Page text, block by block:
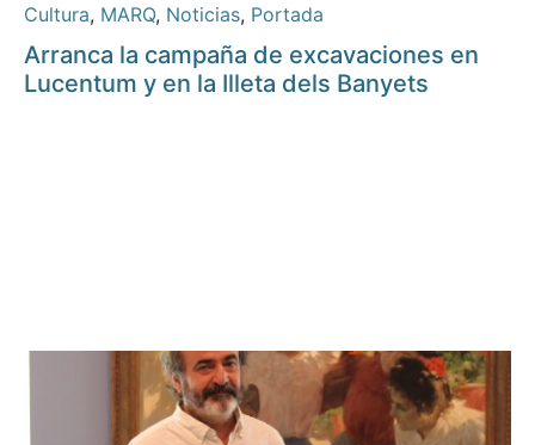
Cultura, MARQ, Noticias, Portada
Arranca la campaña de excavaciones en
Lucentum y en la Illeta dels Banyets